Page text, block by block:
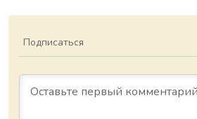
Подписаться